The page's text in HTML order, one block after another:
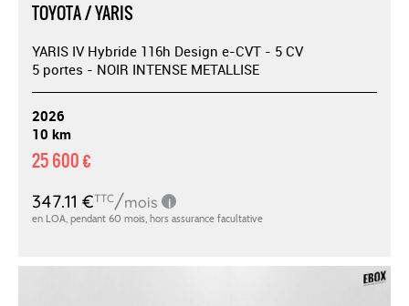
TOYOTA / YARIS
YARIS IV Hybride 116h Design e-CVT - 5 CV
5 portes - NOIR INTENSE METALLISE
2026
10 km
25 600 €